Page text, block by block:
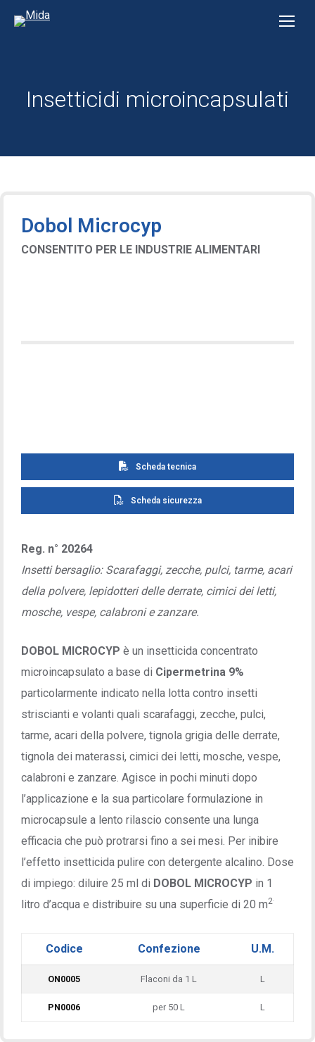
Insetticidi microincapsulati
Dobol Microcyp
CONSENTITO PER LE INDUSTRIE ALIMENTARI
Scheda tecnica
Scheda sicurezza
Reg. n° 20264
Insetti bersaglio: Scarafaggi, zecche, pulci, tarme, acari
della polvere, lepidotteri delle derrate, cimici dei letti,
mosche, vespe, calabroni e zanzare.
DOBOL MICROCYP è un insetticida concentrato
microincapsulato a base di Cipermetrina 9%
particolarmente indicato nella lotta contro insetti
striscianti e volanti quali scarafaggi, zecche, pulci,
tarme, acari della polvere, tignola grigia delle derrate,
tignola dei materassi, cimici dei letti, mosche, vespe,
calabroni e zanzare. Agisce in pochi minuti dopo
l’applicazione e la sua particolare formulazione in
microcapsule a lento rilascio consente una lunga
efficacia che può protrarsi fino a sei mesi. Per inibire
l’effetto insetticida pulire con detergente alcalino. Dose
di impiego: diluire 25 ml di DOBOL MICROCYP in 1
litro d’acqua e distribuire su una superficie di 20 m2
Codice Confezione U.M.
ON0005 Flaconi da 1 L L
PN0006 per 50 L L